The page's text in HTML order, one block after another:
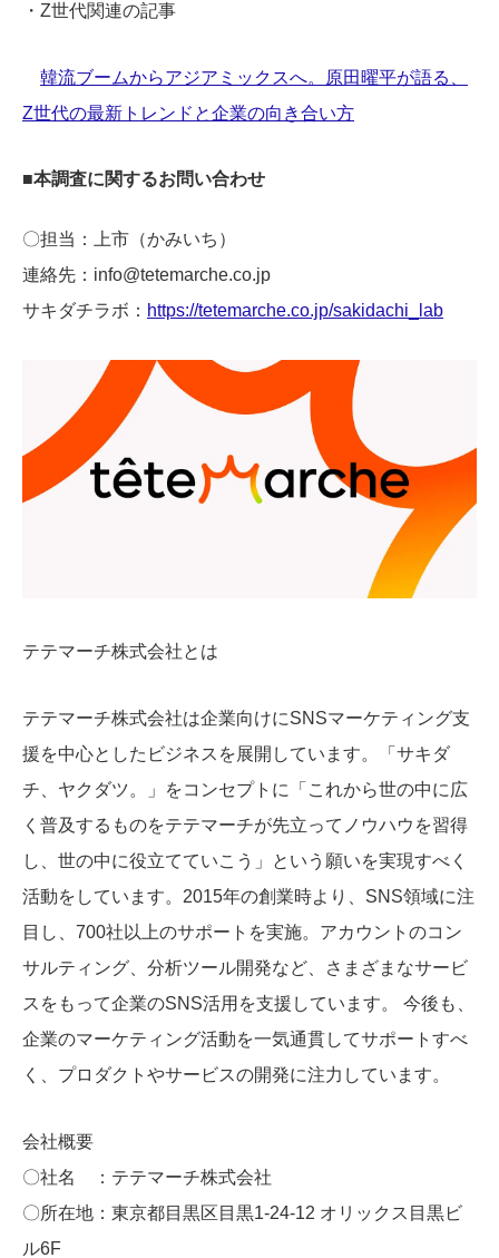
・Z世代関連の記事
韓流ブームからアジアミックスへ。原田曜平が語る、
Z世代の最新トレンドと企業の向き合い方
■本調査に関するお問い合わせ
〇担当：上市（かみいち）
連絡先：info@tetemarche.co.jp
サキダチラボ： https://tetemarche.co.jp/sakidachi_lab
テテマーチ株式会社とは
テテマーチ株式会社は企業向けにSNSマーケティング支
援を中心としたビジネスを展開しています。「サキダ
チ、ヤクダツ。」をコンセプトに「これから世の中に広
く普及するものをテテマーチが先立ってノウハウを習得
し、世の中に役立てていこう」という願いを実現すべく
活動をしています。2015年の創業時より、SNS領域に注
目し、700社以上のサポートを実施。アカウントのコン
サルティング、分析ツール開発など、さまざまなサービ
スをもって企業のSNS活用を支援しています。 今後も、
企業のマーケティング活動を一気通貫してサポートすべ
く、プロダクトやサービスの開発に注力しています。
会社概要
〇社名 ：テテマーチ株式会社
〇所在地：東京都目黒区目黒1-24-12 オリックス目黒ビ
ル6F